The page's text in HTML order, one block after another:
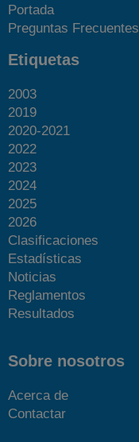
Portada
Preguntas Frecuentes
Etiquetas
2003
2019
2020-2021
2022
2023
2024
2025
2026
Clasificaciones
Estadísticas
Noticias
Reglamentos
Resultados
Sobre nosotros
Acerca de
Contactar